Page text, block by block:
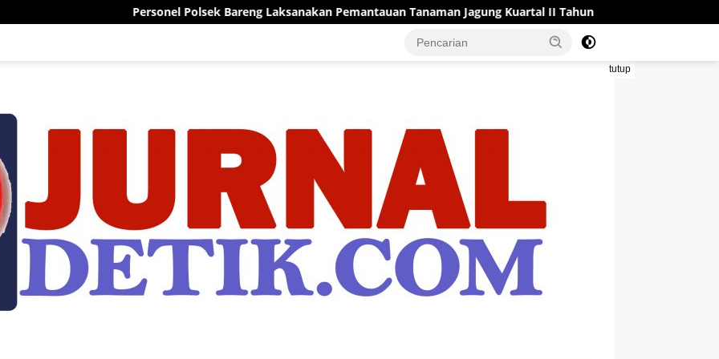
Personel Polsek Bareng Laksanakan Pemantauan Tanaman Jagung Kuartal II Tahun 2026 dalam Mendukung Program
tutup